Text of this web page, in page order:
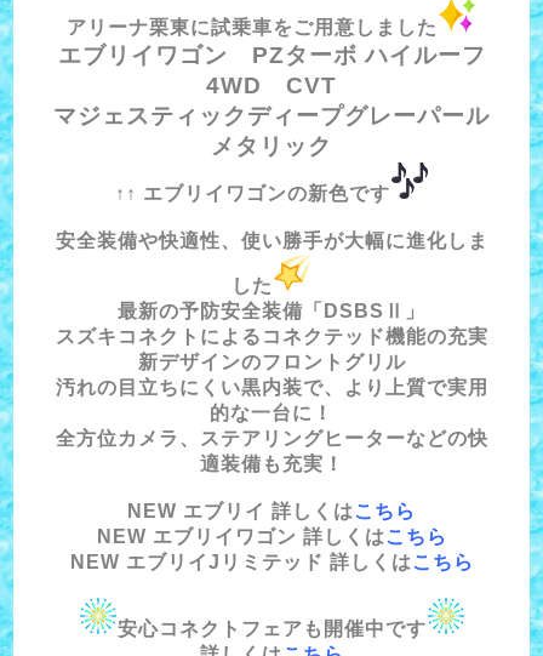
アリーナ栗東に試乗車をご用意しました
エブリイワゴン PZターボ ハイルーフ
4WD CVT
マジェスティックディープグレーパール
メタリック
↑↑ エブリイワゴンの新色です
安全装備や快適性、使い勝手が大幅に進化しま
した
最新の予防安全装備「DSBSⅡ」
スズキコネクトによるコネクテッド機能の充実
新デザインのフロントグリル
汚れの目立ちにくい黒内装で、より上質で実用
的な一台に！
全方位カメラ、ステアリングヒーターなどの快
適装備も充実！
NEW エブリイ 詳しくは こちら
NEW エブリイワゴン 詳しくは こちら
NEW エブリイJリミテッド 詳しくは こちら
安心コネクトフェアも開催中です